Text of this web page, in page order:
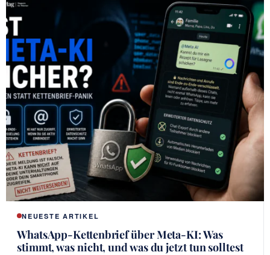
NEUESTE ARTIKEL
WhatsApp-Kettenbrief über Meta-KI: Was
stimmt, was nicht, und was du jetzt tun solltest